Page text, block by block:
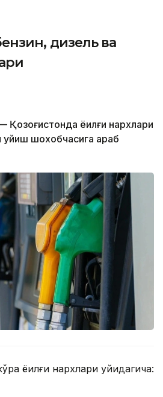
дизель ва
ёқилғи нархлари
қуйиш шохобчасига қараб
ёқилғи нархлари қуйидагича: